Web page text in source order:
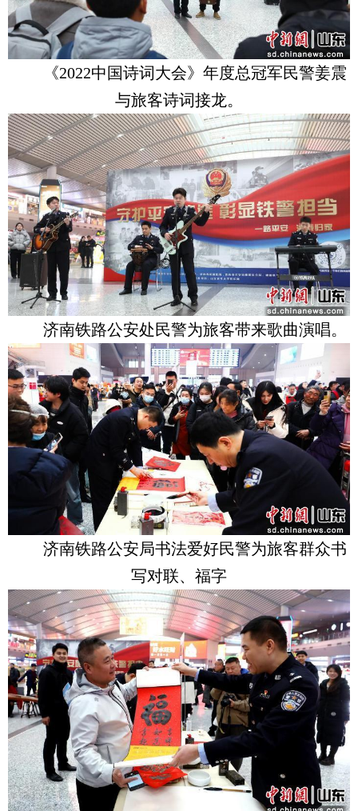
《2022中国诗词大会》年度总冠军民警姜震
与旅客诗词接龙。
济南铁路公安处民警为旅客带来歌曲演唱。
济南铁路公安局书法爱好民警为旅客群众书
写对联、福字